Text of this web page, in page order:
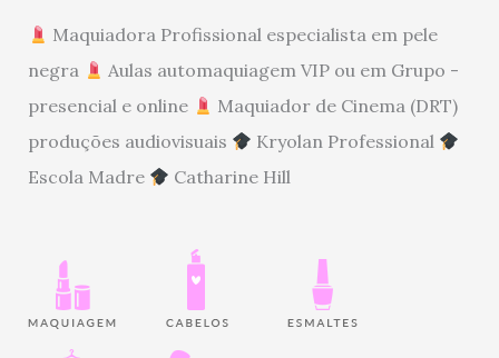
Maquiadora Profissional especialista em pele
negra
Aulas automaquiagem VIP ou em Grupo -
presencial e online
Maquiador de Cinema (DRT)
produções audiovisuais
Kryolan Professional
Escola Madre
Catharine Hill